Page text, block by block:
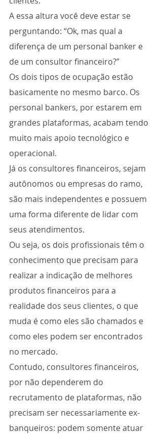
A essa altura você deve estar se
perguntando: “Ok, mas qual a
diferença de um personal banker e
de um consultor financeiro?”
Os dois tipos de ocupação estão
basicamente no mesmo barco. Os
personal bankers, por estarem em
grandes plataformas, acabam tendo
muito mais apoio tecnológico e
operacional.
Já os consultores financeiros, sejam
autônomos ou empresas do ramo,
são mais independentes e possuem
uma forma diferente de lidar com
seus atendimentos.
Ou seja, os dois profissionais têm o
conhecimento que precisam para
realizar a indicação de melhores
produtos financeiros para a
realidade dos seus clientes, o que
muda é como eles são chamados e
como eles podem ser encontrados
no mercado.
Contudo, consultores financeiros,
por não dependerem do
recrutamento de plataformas, não
precisam ser necessariamente ex-
banqueiros: podem somente atuar